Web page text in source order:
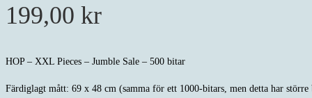
199,00 kr
HOP – XXL Pieces – Jumble Sale – 500 bitar
Färdiglagt mått: 69 x 48 cm (samma för ett 1000-bitars, men detta har större